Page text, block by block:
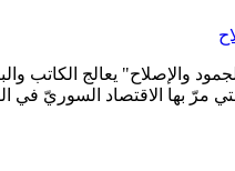
والإصلاح" يعالج
مرّ بها الاقتصاد السوريّ في